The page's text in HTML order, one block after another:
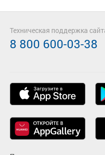
Техническая поддержка
8 800 600-03-38